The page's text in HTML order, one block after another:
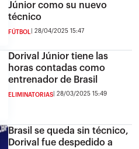
Júnior como su nuevo
técnico
FÚTBOL 28/04/2025 15:47
Dorival Júnior tiene las
horas contadas como
entrenador de Brasil
ELIMINATORIAS 28/03/2025 15:49
Brasil se queda sin técnico,
Dorival fue despedido a